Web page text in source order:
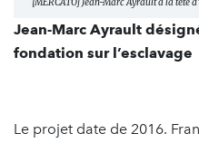
[MERCATO] Jean-Marc Ayrault à la tête
Jean-Marc Ayrault
fondation sur l’esclavage
Le projet date de 2016.